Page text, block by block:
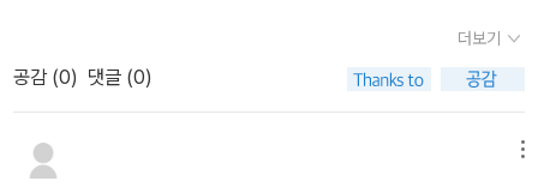
나길 바라는 박규빈 작가의 마음을 담아, 굿네이버스의 ‘아동 노동 근
절’을 위한 캠페인에 동참하고자 도서 판매 수익금의 일부를 기부합
니다.#그공차요 #두고두고보고싶은그림책 #길벗어린이 #굿네이버
스 #아동노동근절캠페인 #그림책 #세계아동노동반대의날 #서평이
벤트 #우리아이책카페출판사로부터 도서 협찬을 받고 본인의 주관
축구공​그리고 그 공 차요! 란 커다란 외침​아이들이 그 공을 찰 때 보이
는 환한 얼굴​그 공은 힘차게 날아갔지만결국 철조망에서 가로막혀버
립니다.​그렇지만 좌절하지 않고 다시그 공 차요!
더보기
공감 (0) 댓글 (0)